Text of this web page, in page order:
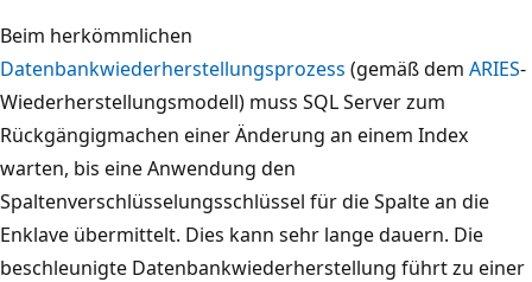
Beim herkömmlichen
Datenbankwiederherstellungsprozess (gemäß dem ARIES-
Wiederherstellungsmodell) muss SQL Server zum
Rückgängigmachen einer Änderung an einem Index
warten, bis eine Anwendung den
Spaltenverschlüsselungsschlüssel für die Spalte an die
Enklave übermittelt. Dies kann sehr lange dauern. Die
beschleunigte Datenbankwiederherstellung führt zu einer